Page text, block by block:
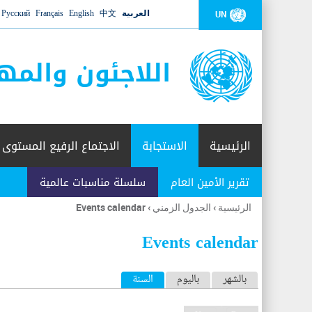
UN العربية 中文
English
Français
Русский
اللاجئون
الرئيسية الاستجابة
تقرير الأمين العام سلسلة مناسبات عالمية
الاجتماع الرفيع المستوى
أنت
هنا
الرئيسية › الجدول الزمني ›
Events calendar
Events calendar
ا
ل
بالشهر باليوم السنة (علامة التبويب النشطة)